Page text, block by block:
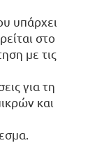
υπάρχει
στο
με τις
για τη
και